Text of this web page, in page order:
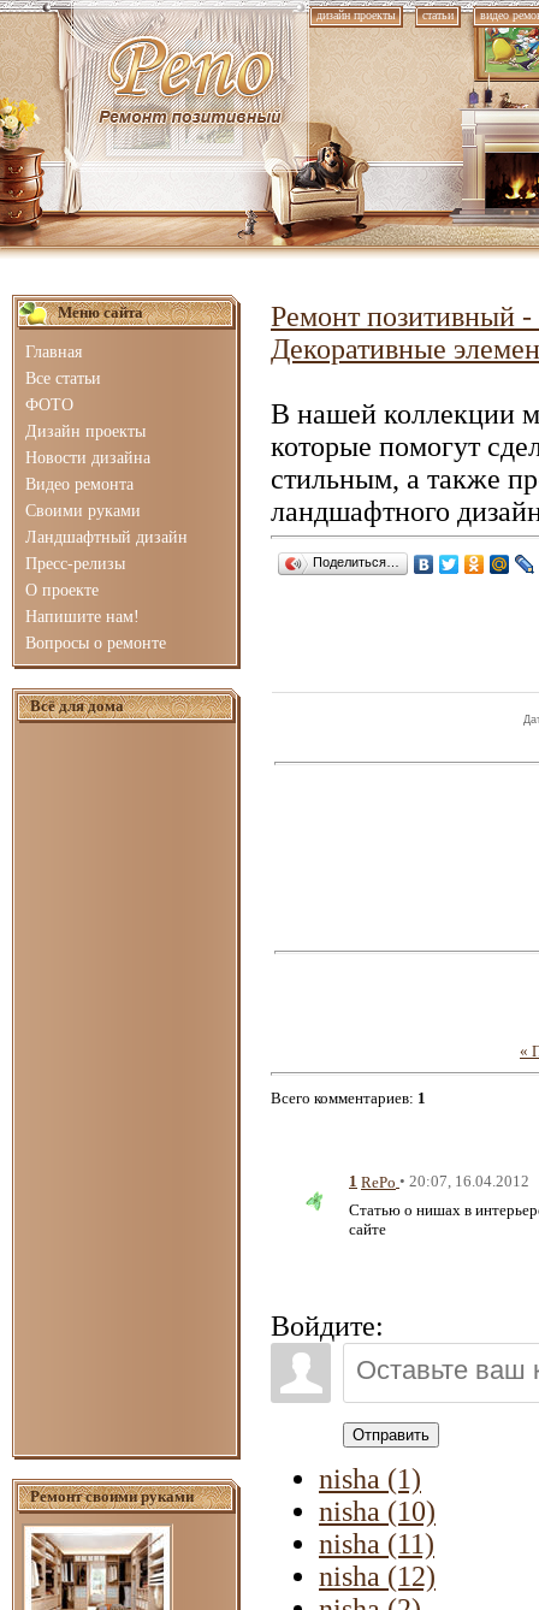
дизайн проекты статьи видео
Меню сайта
Главная
Все статьи
ФОТО
Дизайн проекты
Новости дизайна
Видео ремонта
Своими руками
Ландшафтный дизайн
Пресс-релизы
О проекте
Напишите нам!
Вопросы о ремонте
Всё для дома
Ремонт своими руками
Ремонт позитивный -
Декоративные
В нашей коллекции
которые помогут
стильным, а также
ландшафтного
Поделиться…
«
Всего комментариев: 1
1 RePo • 20:07, 16.04.2012
Статью о нишах в
сайте
Войдите:
Отправить
nisha (1)
nisha (10)
nisha (11)
nisha (12)